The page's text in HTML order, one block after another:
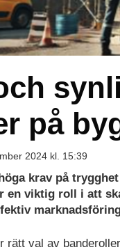
på
2024 kl. 15:39
krav på
en viktig roll i att
rätt val av